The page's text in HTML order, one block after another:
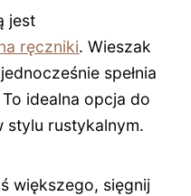
jest
ręczniki. Wieszak
spełnia
idealna opcja do
stylu rustykalnym.
większego, sięgnij